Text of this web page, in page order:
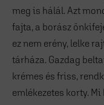
meg is hálál. Azt
fajta, a borász
ez nem erény, lelke
tárháza. Gazdag
krémes és friss,
emlékezetes korty. Mi